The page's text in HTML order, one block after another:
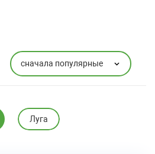
сначала популярные
Луга